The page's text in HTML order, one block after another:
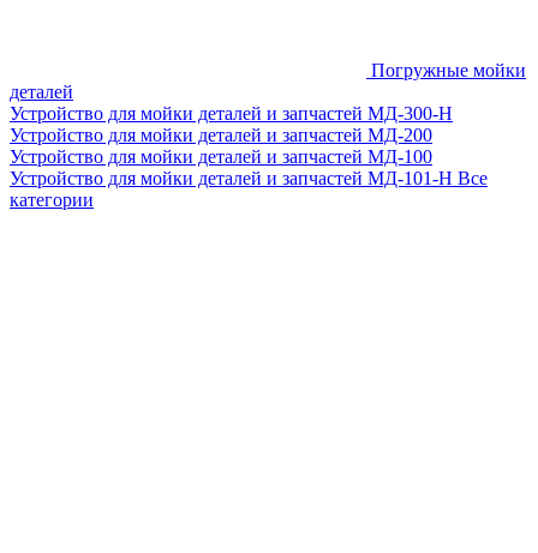
Погружные мойки
деталей
Устройство для мойки деталей и запчастей МД-300-H
Устройство для мойки деталей и запчастей МД-200
Устройство для мойки деталей и запчастей МД-100
Устройство для мойки деталей и запчастей МД-101-Н Все
категории